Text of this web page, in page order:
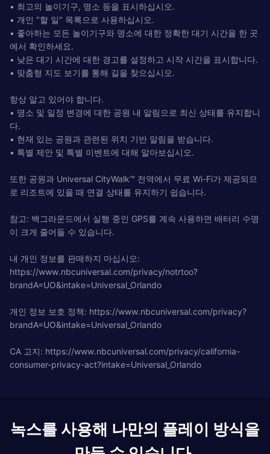
• 최고의 놀이기구, 명소 등을 표시하십시오.
• 개인 "할 일" 목록으로 사용하십시오.
• 좋아하는 모든 놀이기구와 명소에 대한 정확한 대기 시간을 한 곳
에서 확인하세요.
• 낮은 대기 시간에 대한 경고를 설정하고 시작 시간을 표시합니다.
• 맞춤형 지도 보기를 통해 길을 찾으십시오.
항상 알고 있어야 합니다.
• 명소 및 일정 변경에 대한 공원 내 알림으로 최신 상태를 유지합니
다.
• 현재 있는 공원과 관련된 위치 기반 알림을 받습니다.
• 특별 제안 및 특별 이벤트에 대해 알아보십시오.
또한 공원과 Universal CityWalk™ 전역에서 무료 Wi-Fi가 제공되므
로 리조트에 있을 때 연결 상태를 유지하기 쉽습니다.
참고: 백그라운드에서 실행 중인 GPS를 계속 사용하면 배터리 수명
이 크게 줄어들 수 있습니다.
내 개인 정보를 판매하지 마십시오:
https://www.nbcuniversal.com/privacy/notrtoo?
brandA=UO&intake=Universal_Orlando
개인 정보 보호 정책: https://www.nbcuniversal.com/privacy?
brandA=UO&intake=Universal_Orlando
CA 고지: https://www.nbcuniversal.com/privacy/california-
consumer-privacy-act?intake=Universal_Orlando
녹스를 사용해 나만의 플레이 방식을